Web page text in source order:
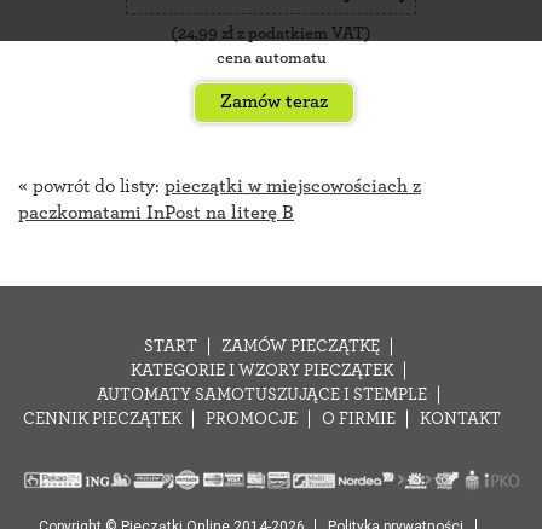
( 24,99 zł z podatkiem VAT)
cena automatu
Zamów teraz
« powrót do listy: pieczątki w miejscowościach z
paczkomatami InPost na literę B
START
ZAMÓW PIECZĄTKĘ
KATEGORIE I WZORY PIECZĄTEK
AUTOMATY SAMOTUSZUJĄCE I STEMPLE
CENNIK PIECZĄTEK
PROMOCJE O FIRMIE KONTAKT